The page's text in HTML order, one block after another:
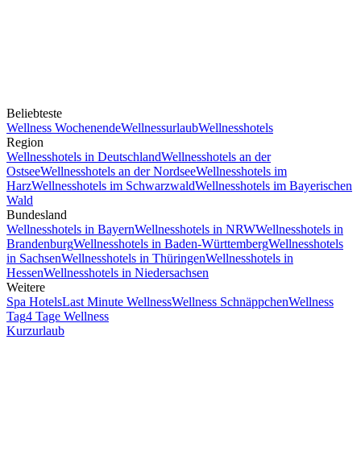
Beliebteste
Wellness WochenendeWellnessurlaubWellnesshotels
Region
Wellnesshotels in DeutschlandWellnesshotels an der
OstseeWellnesshotels an der NordseeWellnesshotels im
HarzWellnesshotels im SchwarzwaldWellnesshotels im Bayerischen
Wald
Bundesland
Wellnesshotels in BayernWellnesshotels in NRWWellnesshotels in
BrandenburgWellnesshotels in Baden-WürttembergWellnesshotels
in SachsenWellnesshotels in ThüringenWellnesshotels in
HessenWellnesshotels in Niedersachsen
Weitere
Spa HotelsLast Minute WellnessWellness SchnäppchenWellness
Tag4 Tage Wellness
Kurzurlaub